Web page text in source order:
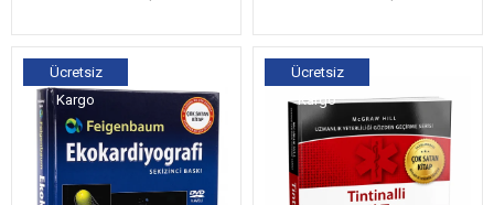
Ücretsiz
Kargo
Ücretsiz
Kargo